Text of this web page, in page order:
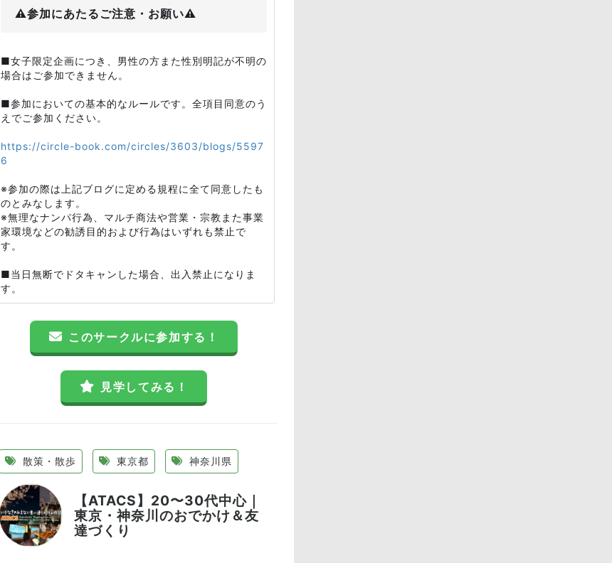
⚠️参加にあたるご注意・お願い⚠️
■女子限定企画につき、男性の方また性別明記が不明の
場合はご参加できません。
■参加においての基本的なルールです。全項目同意のう
えでご参加ください。
https://circle-book.com/circles/3603/blogs/5597
6
※参加の際は上記ブログに定める規程に全て同意したも
のとみなします。
※無理なナンパ行為、マルチ商法や営業・宗教また事業
家環境などの勧誘目的および行為はいずれも禁止で
す。
■当日無断でドタキャンした場合、出入禁止になりま
す。
このサークルに参加する！
見学してみる！
散策・散歩 東京都 神奈川県
【ATACS】20〜30代中心｜
東京・神奈川のおでかけ＆友
達づくり